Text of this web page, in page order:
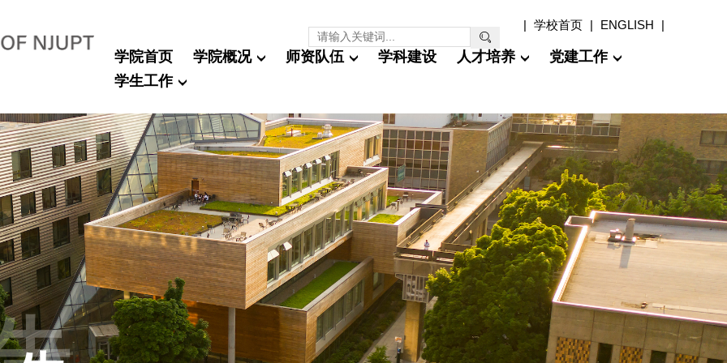
| 学校首页 | ENGLISH |
学院首页 学院概况 师资队伍 学科建设 人才培养
党建工作
学生工作
